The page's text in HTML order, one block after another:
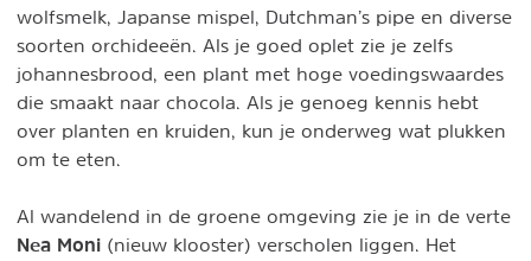
wolfsmelk, Japanse mispel, Dutchman’s pipe en diverse
soorten orchideeën. Als je goed oplet zie je zelfs
johannesbrood, een plant met hoge voedingswaardes
die smaakt naar chocola. Als je genoeg kennis hebt
over planten en kruiden, kun je onderweg wat plukken
om te eten.
Al wandelend in de groene omgeving zie je in de verte
Nea Moni (nieuw klooster) verscholen liggen. Het